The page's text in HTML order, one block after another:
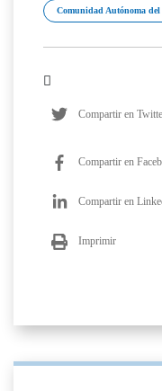
Comunidad Autónoma
Compartir en
Compartir en
Compartir en
Imprimir